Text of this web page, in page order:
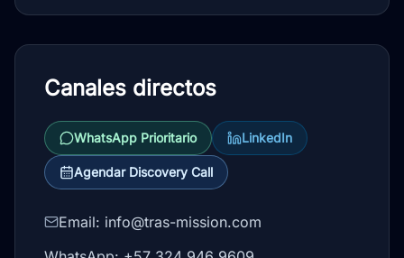
Canales directos
WhatsApp Prioritario LinkedIn
Agendar Discovery Call
Email: info@tras-mission.com